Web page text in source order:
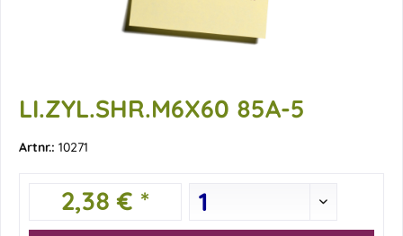
LI.ZYL.SHR.M6X60 85A-5
Artnr.: 10271
2,38 € *